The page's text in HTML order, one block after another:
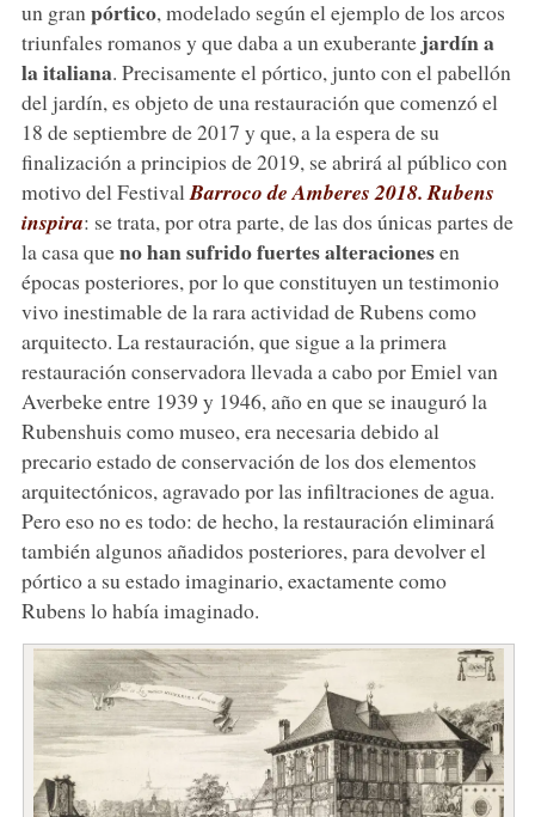
un gran pórtico, modelado según el ejemplo de los arcos
triunfales romanos y que daba a un exuberante jardín a
la italiana. Precisamente el pórtico, junto con el pabellón
del jardín, es objeto de una restauración que comenzó el
18 de septiembre de 2017 y que, a la espera de su
finalización a principios de 2019, se abrirá al público con
motivo del Festival Barroco de Amberes 2018. Rubens
inspira: se trata, por otra parte, de las dos únicas partes de
la casa queno han sufrido fuertes alteracionesen
épocas posteriores, por lo que constituyen un testimonio
vivo inestimable de la rara actividad de Rubens como
arquitecto. La restauración, que sigue a la primera
restauración conservadora llevada a cabo por Emiel van
Averbeke entre 1939 y 1946, año en que se inauguró la
Rubenshuis como museo, era necesaria debido al
precario estado de conservación de los dos elementos
arquitectónicos, agravado por las infiltraciones de agua.
Pero eso no es todo: de hecho, la restauración eliminará
también algunos añadidos posteriores, para devolver el
pórtico a su estado imaginario, exactamente como
Rubens lo había imaginado.